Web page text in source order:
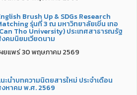
Brush Up & SDGs Research
รุ่นที่ 3 ณ มหาวิทยาลัยเขิ่น เทอ
Tho University) ประเทศสาธารณรัฐ
คมนิยมเวียดนาม
ยแพร่ 30 พฤษภาคม 2569
ะนำบทความนิตยสารใหม่ ประจำเดือน
หาคม พ.ศ. 2569